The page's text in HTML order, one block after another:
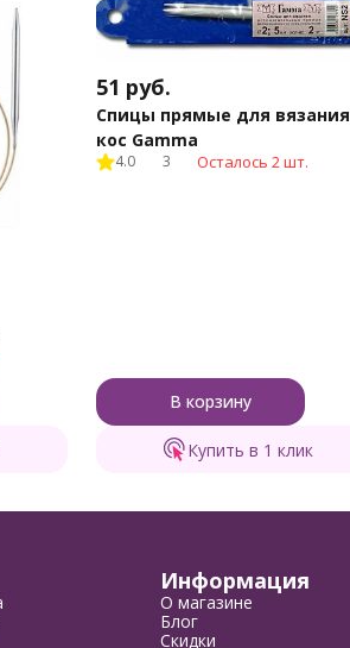
51 руб.
Спицы прямые для вязания
кос Gamma
4.0 3 Осталось 2 шт.
В корзину
Купить в 1 клик
Информация
О магазине
Блог
Скидки